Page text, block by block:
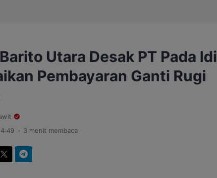
Utara Desak PT Pada Idi
Pembayaran Ganti Rugi
. 3 menit membaca